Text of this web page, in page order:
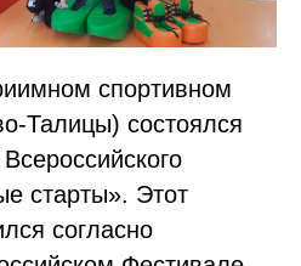
спортивном
Талицы) состоялся
старты». Этот
согласно